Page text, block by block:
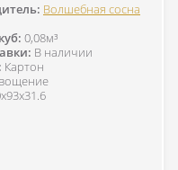
Волшебная сосна
0,08м³
В наличии
Картон
вощение